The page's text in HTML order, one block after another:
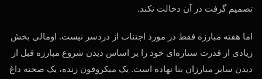
تصمیم گرفت در آن دخالت نکند.
اما هفته مبارزه فقط در مورد اجتناب از دردسر نیست. اومالی بخش
زیادی از قدرت ستاره‌ای خود را بر اساس دیدن شروع مبارزه قبل از
دیدن سایر مبارزان بنا نهاده است. یک میکروفون زنده، یک صحنه داغ